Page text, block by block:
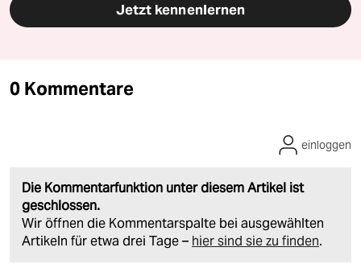
Jetzt kennenlernen
0 Kommentare
Die Kommentarfunktion unter diesem Artikel ist
geschlossen.
Wir öffnen die Kommentarspalte bei ausgewählten
Artikeln für etwa drei Tage – hier sind sie zu finden.
einloggen